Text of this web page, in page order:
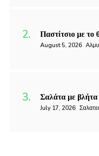
Παστίτσιο με το
August 5, 2026
Σαλάτα με
July 17, 2026